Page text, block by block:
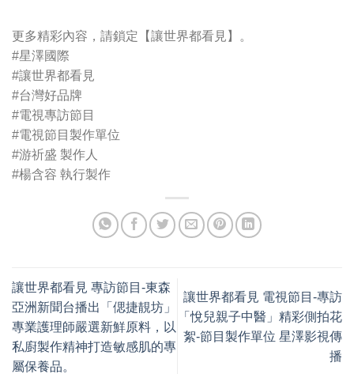
更多精彩內容，請鎖定【讓世界都看見】。
#星澤國際
#讓世界都看見
#台灣好品牌
#電視專訪節目
#電視節目製作單位
#游祈盛 製作人
#楊含容 執行製作
讓世界都看見 專訪節目-東森
亞洲新聞台播出「偲捷靚坊」
專業護理師嚴選新鮮原料，以
私廚製作精神打造敏感肌的專
屬保養品。
讓世界都看見 電視節目-專訪
「悅兒親子中醫」精彩側拍花
絮-節目製作單位 星澤影視傳
播